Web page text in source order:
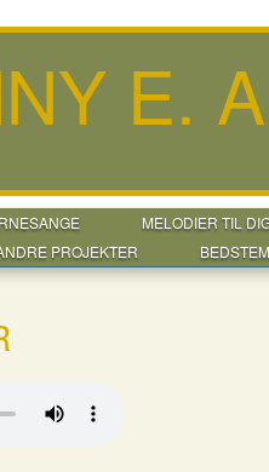
E.
MELODIER TIL
PROJEKTER